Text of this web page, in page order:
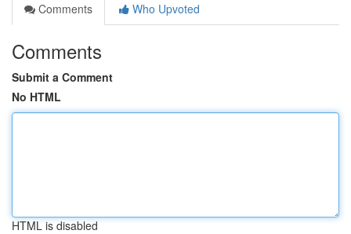
Comments
Who Upvoted
Comments
Submit a Comment
No HTML
HTML is disabled